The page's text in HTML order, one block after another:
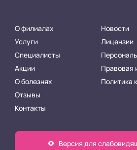
О филиалах
Услуги
Специалисты
Акции
О болезнях
Отзывы
Контакты
Новости
Лицензии
Правовая
Политика
Версия для